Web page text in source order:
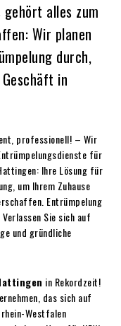
alles zum
Wir planen
durch,
in
professionell! – Wir
für
Ihre Lösung für
um Ihrem Zuhause
Entrümpelung
Sie sich auf
und gründliche
in Rekordzeit!
das sich auf
Westfalen